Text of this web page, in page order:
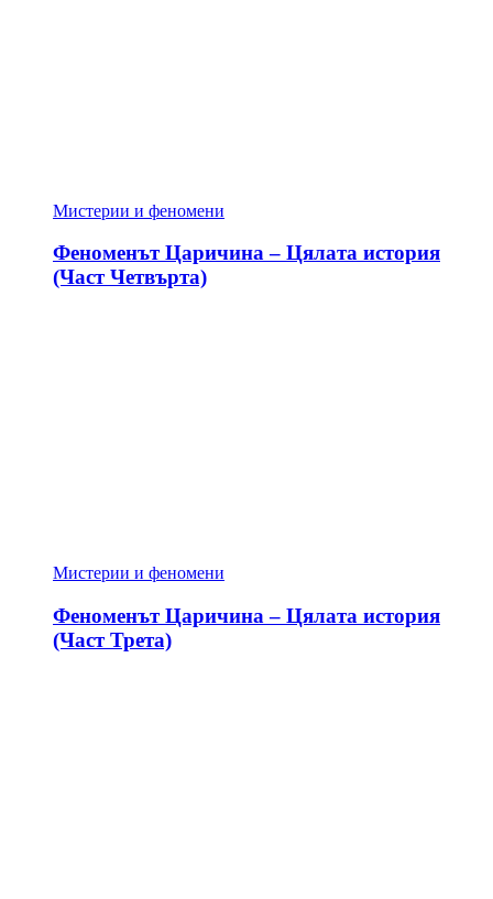
Мистерии и феномени
Феноменът Царичина – Цялата история
(Част Четвърта)
Мистерии и феномени
Феноменът Царичина – Цялата история
(Част Трета)